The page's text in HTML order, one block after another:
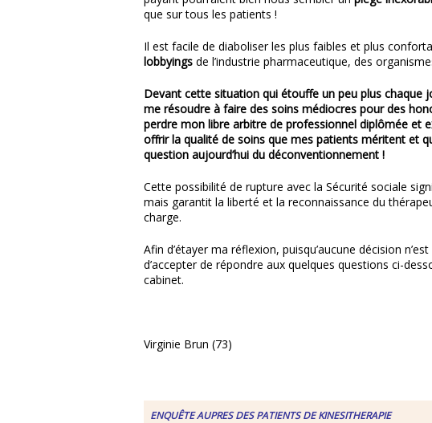
que sur tous les patients !
Il est facile de diaboliser les plus faibles et plus
lobbyings de l’industrie pharmaceutique, des
Devant cette situation qui étouffe un peu plus
me résoudre à faire des soins médiocres pour des
perdre mon libre arbitre de professionnel diplômée et
offrir la qualité de soins que mes patients méritent et
question aujourd’hui du déconventionnement !
Cette possibilité de rupture avec la Sécurité sociale
mais garantit la liberté et la reconnaissance du
charge.
Afin d’étayer ma réflexion, puisqu’aucune décision
d’accepter de répondre aux quelques questions ci-
cabinet.
Virginie Brun (73)
ENQUÊTE AUPRES DES PATIENTS DE KINESITHERAPIE